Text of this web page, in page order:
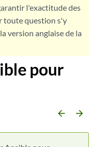
l'exactitude des
toute question s'y
version anglaise de la
pour
arrow_backward arrow_forward